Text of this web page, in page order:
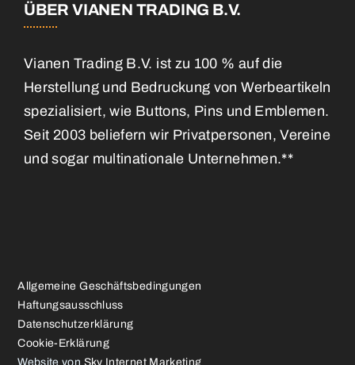
ÜBER VIANEN TRADING B.V.
Vianen Trading B.V. ist zu 100 % auf die
Herstellung und Bedruckung von Werbeartikeln
spezialisiert, wie Buttons, Pins und Emblemen.
Seit 2003 beliefern wir Privatpersonen, Vereine
und sogar multinationale Unternehmen.**
Allgemeine Geschäftsbedingungen
Haftungsausschluss
Datenschutzerklärung
Cookie-Erklärung
Website von Sky Internet Marketing